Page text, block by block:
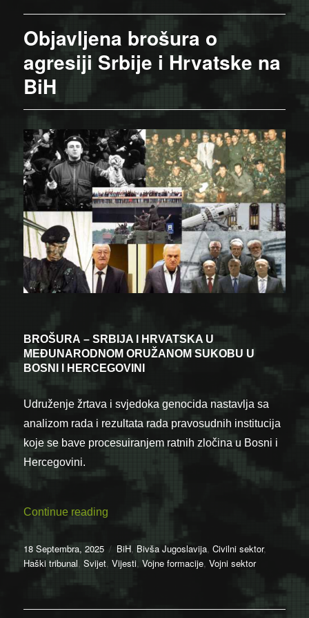
Objavljena brošura o
agresiji Srbije i Hrvatske na
BiH
BROŠURA – SRBIJA I HRVATSKA U
MEĐUNARODNOM ORUŽANOM SUKOBU U
BOSNI I HERCEGOVINI
Udruženje žrtava i svjedoka genocida nastavlja sa
analizom rada i rezultata rada pravosudnih institucija
koje se bave procesuiranjem ratnih zločina u Bosni i
Hercegovini.
Continue reading “Objavljena brošura o agresiji Srbije i
Posted
on
18 Septembra, 2025 Categories
BiH, Bivša Jugoslavija,Civilni sektor,
Haški tribunal,Svijet,Vijesti,Vojne formacije,Vojni sektor